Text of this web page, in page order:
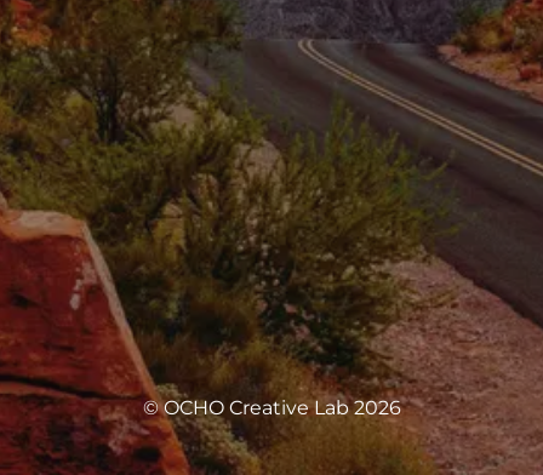
© OCHO Creative Lab 2026